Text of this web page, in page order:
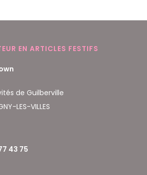
EN ARTICLES FESTIFS
de Guilberville
LES-VILLES
43 75